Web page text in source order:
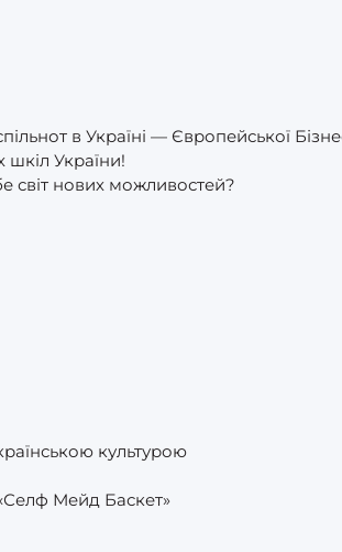
в Україні — Європейської
шкіл України!
світ нових можливостей?
культурою
Мейд Баскет»